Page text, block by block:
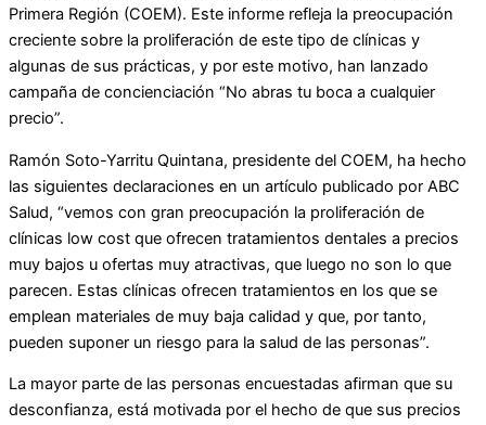
Primera Región (COEM). Este informe refleja la preocupación
creciente sobre la proliferación de este tipo de clínicas y
algunas de sus prácticas, y por este motivo, han lanzado
campaña de concienciación “No abras tu boca a cualquier
precio”.
Ramón Soto-Yarritu Quintana, presidente del COEM, ha hecho
las siguientes declaraciones en un artículo publicado por ABC
Salud, “vemos con gran preocupación la proliferación de
clínicas low cost que ofrecen tratamientos dentales a precios
muy bajos u ofertas muy atractivas, que luego no son lo que
parecen. Estas clínicas ofrecen tratamientos en los que se
emplean materiales de muy baja calidad y que, por tanto,
pueden suponer un riesgo para la salud de las personas”.
La mayor parte de las personas encuestadas afirman que su
desconfianza, está motivada por el hecho de que sus precios